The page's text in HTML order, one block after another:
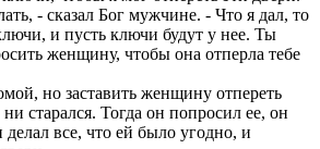
- сказал Бог мужчине. - Что я дал, то
и пусть ключи будут у нее. Ты
женщину, чтобы она отперла тебе
но заставить женщину отпереть
старался. Тогда он попросил ее, он
все, что ей было угодно, и